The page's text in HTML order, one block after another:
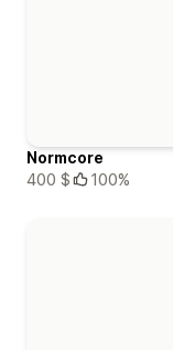
Normcore
400 $
100%